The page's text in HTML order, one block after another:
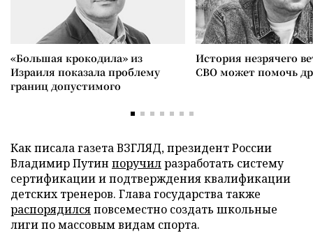
«Большая крокодила» из
Израиля показала проблему
границ допустимого
История незрячего
СВО может помочь
Как писала газета ВЗГЛЯД, президент России
Владимир Путин поручилразработать систему
сертификации и подтверждения квалификации
детских тренеров. Глава государства также
распорядилсяповсеместно создать школьные
лиги по массовым видам спорта.